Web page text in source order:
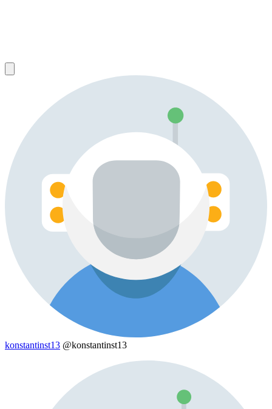
konstantinst13 @konstantinst13